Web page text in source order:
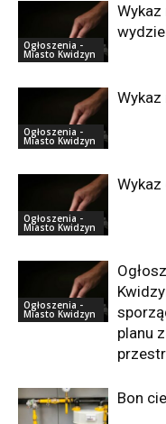
Ogłoszenia -
Miasto Kwidzyn
Ogłoszenia -
Miasto Kwidzyn
Ogłoszenia -
Miasto Kwidzyn
Wykaz
Ogłoszenia -
Miasto Kwidzyn
planu
Bon